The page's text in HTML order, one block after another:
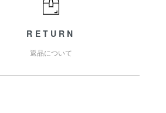
RETURN
返品について